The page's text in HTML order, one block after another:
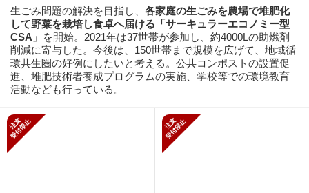
生ごみ問題の解決を目指し、 各家庭の生ごみを農場で堆肥化
して野菜を栽培し食卓へ届ける「サーキュラーエコノミー型
CSA」 を開始。2021年は37世帯が参加し、約4000Lの助燃剤
削減に寄与した。今後は、150世帯まで規模を広げて、地域循
環共生圏の好例にしたいと考える。公共コンポストの設置促
進、堆肥技術者養成プログラムの実施、学校等での環境教育
活動なども行っている。